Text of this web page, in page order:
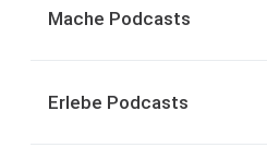
Mache Podcasts
Erlebe Podcasts